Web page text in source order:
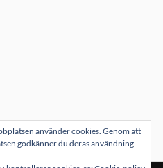
använder cookies. Genom att
godkänner du deras användning.